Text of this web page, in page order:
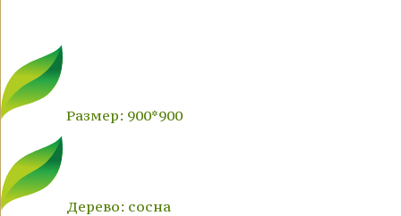
Размер: 900*900
Дерево: сосна